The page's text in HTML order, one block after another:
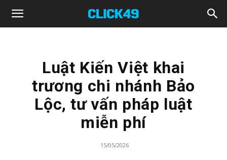
Click49
Luật Kiến Việt khai
trương chi nhánh Bảo
Lộc, tư vấn pháp luật
miễn phí
15/05/2026